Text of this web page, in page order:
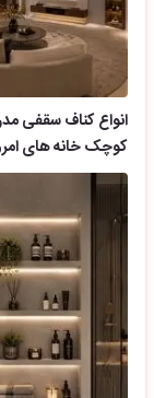
انواع کناف سقفی
کوچک خانه های